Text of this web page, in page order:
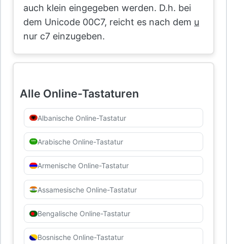
auch klein eingegeben werden. D.h. bei
dem Unicode 00C7, reicht es nach dem u
nur c7 einzugeben.
Alle Online-Tastaturen
Albanische Online-Tastatur
Arabische Online-Tastatur
Armenische Online-Tastatur
Assamesische Online-Tastatur
Bengalische Online-Tastatur
Bosnische Online-Tastatur